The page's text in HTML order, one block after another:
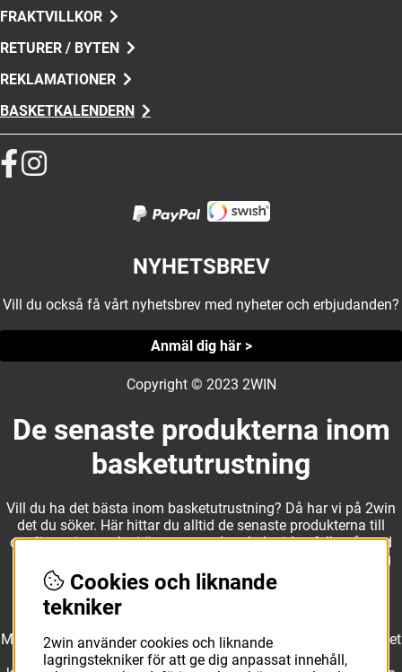
FRAKTVILLKOR
RETURER / BYTEN
REKLAMATIONER
BASKETKALENDERN
NYHETSBREV
Vill du också få vårt nyhetsbrev med nyheter och erbjudanden?
Anmäl dig här >
Copyright © 2023 2WIN
De senaste produkterna inom
basketutrustning
Vill du ha det bästa inom basketutrustning? Då har vi på 2win
det du söker. Här hittar du alltid de senaste produkterna till
otroliga priser, och vi är noga med att hela tiden fylla på med
nyheter i webbshopen. Det gör oss till ett naturligt val för dig
som vill ha utrustning som överträffar alla andra märken.
Med ett av Sveriges största kläd- och skosortiment inom basket
kan vi erbjuda allt som du eller din klubb behöver. Välj ut
Cookies och liknande
tekniker
2win använder cookies och liknande
lagringstekniker för att ge dig anpassat innehåll,